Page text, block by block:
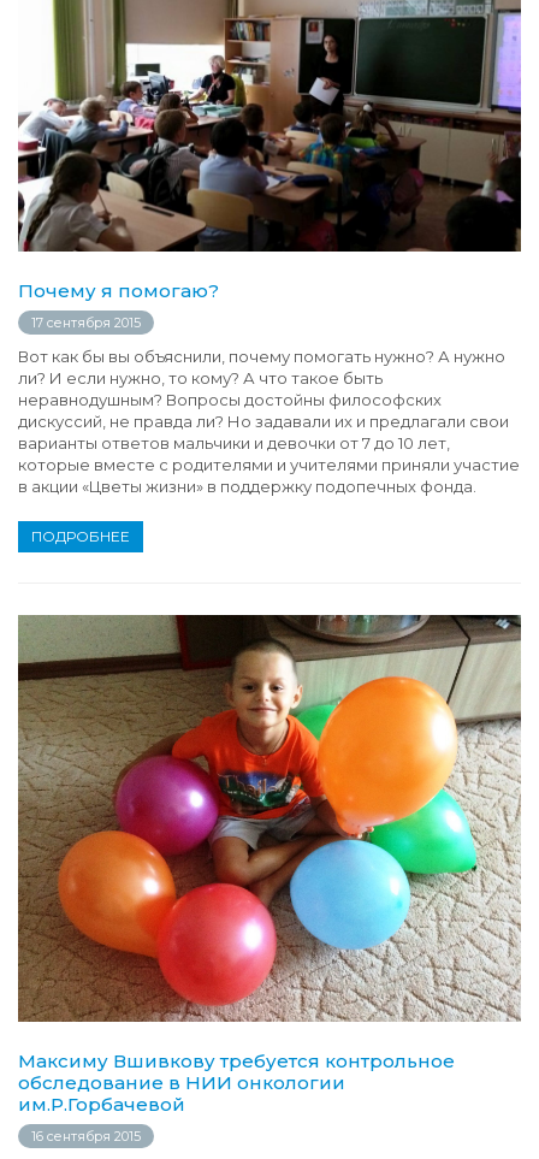
Почему я помогаю?
17 сентября 2015
Вот как бы вы объяснили, почему помогать нужно? А нужно
ли? И если нужно, то кому? А что такое быть
неравнодушным? Вопросы достойны философских
дискуссий, не правда ли? Но задавали их и предлагали свои
варианты ответов мальчики и девочки от 7 до 10 лет,
которые вместе с родителями и учителями приняли участие
в акции «Цветы жизни» в поддержку подопечных фонда.
ПОДРОБНЕЕ
Максиму Вшивкову требуется контрольное
обследование в НИИ онкологии
им.Р.Горбачевой
16 сентября 2015